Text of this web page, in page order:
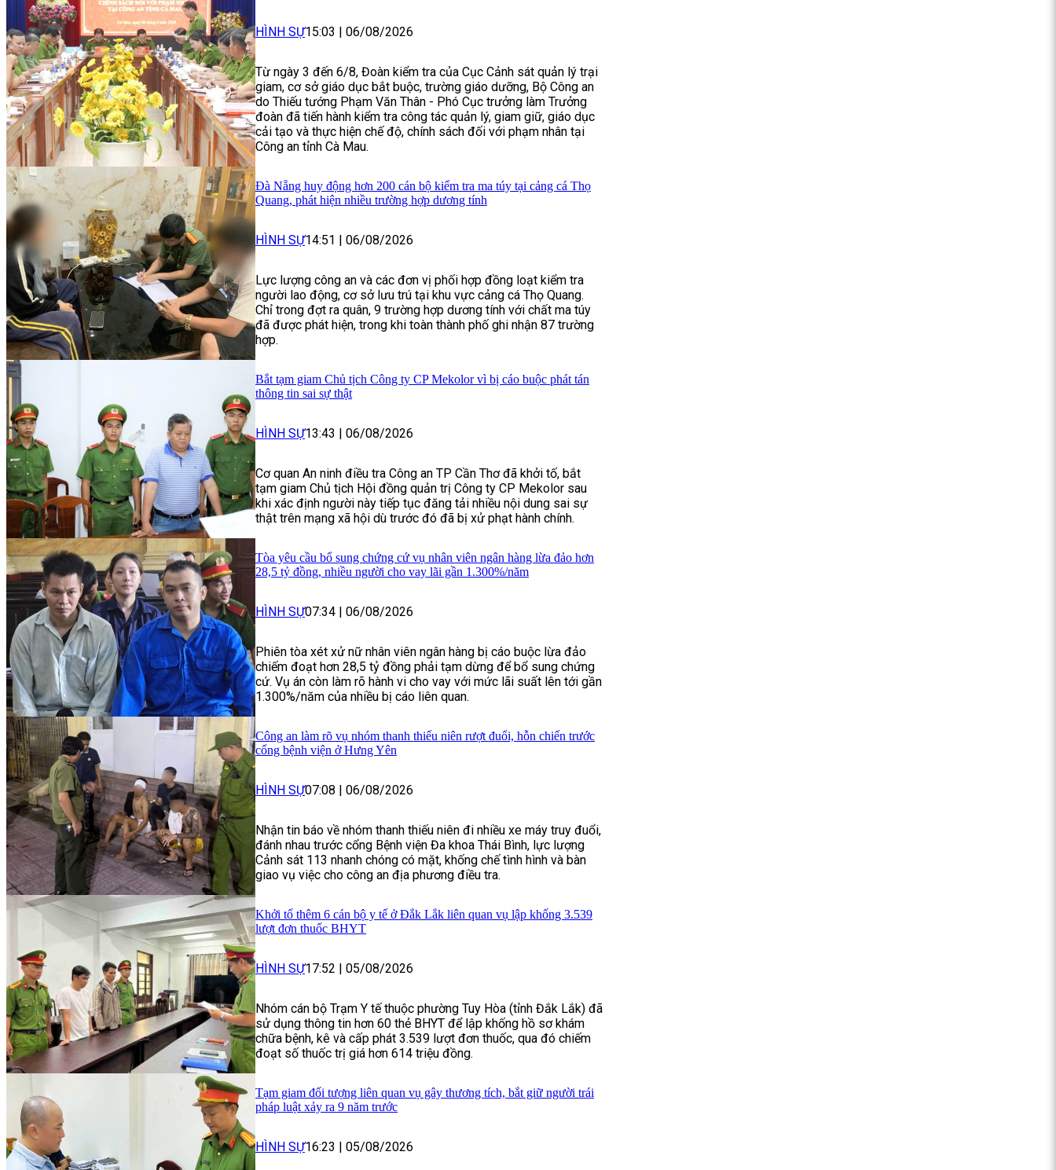
HÌNH SỰ15:03 06/08/2026
Từ ngày 3 đến 6/8, Đoàn kiểm tra của Cục Cảnh sát quản lý trại
giam, cơ sở giáo dục bắt buộc, trường giáo dưỡng, Bộ Công an
do Thiếu tướng Phạm Văn Thân - Phó Cục trưởng làm Trưởng
đoàn đã tiến hành kiểm tra công tác quản lý, giam giữ, giáo dục
cải tạo và thực hiện chế độ, chính sách đối với phạm nhân tại
Công an tỉnh Cà Mau.
Đà Nẵng huy động hơn 200 cán bộ kiểm tra ma túy tại cảng cá Thọ
Quang, phát hiện nhiều trường hợp dương tính
HÌNH SỰ14:51 06/08/2026
Lực lượng công an và các đơn vị phối hợp đồng loạt kiểm tra
người lao động, cơ sở lưu trú tại khu vực cảng cá Thọ Quang.
Chỉ trong đợt ra quân, 9 trường hợp dương tính với chất ma túy
đã được phát hiện, trong khi toàn thành phố ghi nhận 87 trường
hợp.
Bắt tạm giam Chủ tịch Công ty CP Mekolor vì bị cáo buộc phát tán
thông tin sai sự thật
HÌNH SỰ13:43 06/08/2026
Cơ quan An ninh điều tra Công an TP Cần Thơ đã khởi tố, bắt
tạm giam Chủ tịch Hội đồng quản trị Công ty CP Mekolor sau
khi xác định người này tiếp tục đăng tải nhiều nội dung sai sự
thật trên mạng xã hội dù trước đó đã bị xử phạt hành chính.
Tòa yêu cầu bổ sung chứng cứ vụ nhân viên ngân hàng lừa đảo hơn
28,5 tỷ đồng, nhiều người cho vay lãi gần 1.300%/năm
HÌNH SỰ07:34 06/08/2026
Phiên tòa xét xử nữ nhân viên ngân hàng bị cáo buộc lừa đảo
chiếm đoạt hơn 28,5 tỷ đồng phải tạm dừng để bổ sung chứng
cứ. Vụ án còn làm rõ hành vi cho vay với mức lãi suất lên tới gần
1.300%/năm của nhiều bị cáo liên quan.
Công an làm rõ vụ nhóm thanh thiếu niên rượt đuổi, hỗn chiến trước
cổng bệnh viện ở Hưng Yên
HÌNH SỰ07:08 06/08/2026
Nhận tin báo về nhóm thanh thiếu niên đi nhiều xe máy truy đuổi,
đánh nhau trước cổng Bệnh viện Đa khoa Thái Bình, lực lượng
Cảnh sát 113 nhanh chóng có mặt, khống chế tình hình và bàn
giao vụ việc cho công an địa phương điều tra.
Khởi tố thêm 6 cán bộ y tế ở Đắk Lắk liên quan vụ lập khống 3.539
lượt đơn thuốc BHYT
HÌNH SỰ17:52 05/08/2026
Nhóm cán bộ Trạm Y tế thuộc phường Tuy Hòa (tỉnh Đắk Lắk) đã
sử dụng thông tin hơn 60 thẻ BHYT để lập khống hồ sơ khám
chữa bệnh, kê và cấp phát 3.539 lượt đơn thuốc, qua đó chiếm
đoạt số thuốc trị giá hơn 614 triệu đồng.
Tạm giam đối tượng liên quan vụ gây thương tích, bắt giữ người trái
pháp luật xảy ra 9 năm trước
HÌNH SỰ16:23 05/08/2026